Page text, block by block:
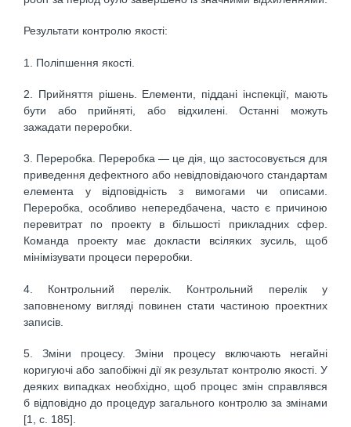
Результати контролю якості:
1. Поліпшення якості.
2. Прийняття рішень. Елементи, піддані інспекції, мають
бути або прийняті, або відхилені. Останні можуть
зажадати переробки.
3. Переробка. Переробка — це дія, що застосовується для
приведення дефектного або невідповідаючого стандартам
елемента у відповідність з вимогами чи описами.
Переробка, особливо непередбачена, часто є причиною
перевитрат по проекту в більшості прикладних сфер.
Команда проекту має докласти всіляких зусиль, щоб
мінімізувати процеси переробки.
4. Контрольний перелік. Контрольний перелік у
заповненому вигляді повинен стати частиною проектних
записів.
5. Зміни процесу. Зміни процесу включають негайні
коригуючі або запобіжні дії як результат контролю якості. У
деяких випадках необхідно, щоб процес змін справлявся
б відповідно до процедур загального контролю за змінами
[1, с. 185].